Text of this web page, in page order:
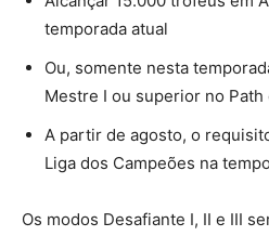
temporada atual
Ou, somente nesta
Mestre I ou superior no Path
A partir de agosto, o
Liga dos Campeões na
Os modos Desafiante I, II e III